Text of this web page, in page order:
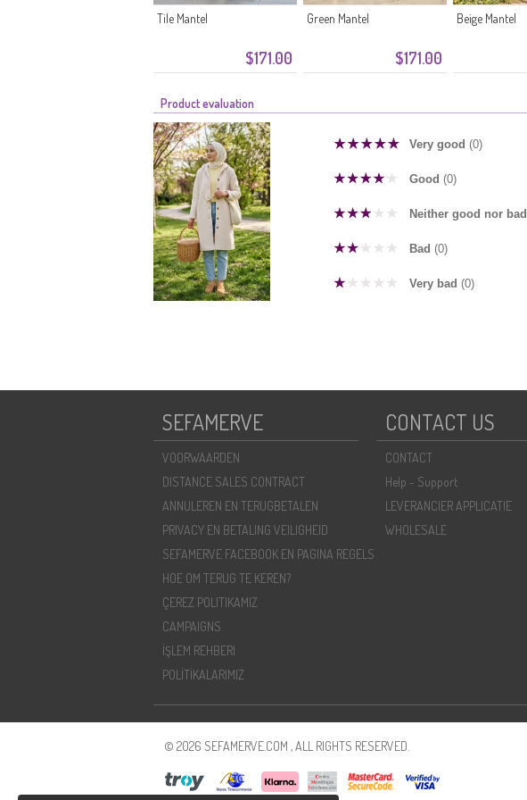
$171.00
Tile Mantel
$171.00
Green Mantel Beige Mantel
Product evaluation
Very good (0)
Good (0)
Neither good nor bad
Bad (0)
Very bad (0)
SEFAMERVE
VOORWAARDEN
DISTANCE SALES CONTRACT
ANNULEREN EN TERUGBETALEN
PRIVACY EN BETALING VEILIGHEID
SEFAMERVE FACEBOOK EN PAGINA REGELS
HOE OM TERUG TE KEREN?
ÇEREZ POLITIKAMIZ
CAMPAIGNS
İŞLEM REHBERI
POLİTİKALARIMIZ
CONTACT US
CONTACT
Help - Support
LEVERANCIER APPLICATIE
WHOLESALE
© 2026 SEFAMERVE.COM , ALL RIGHTS RESERVED.